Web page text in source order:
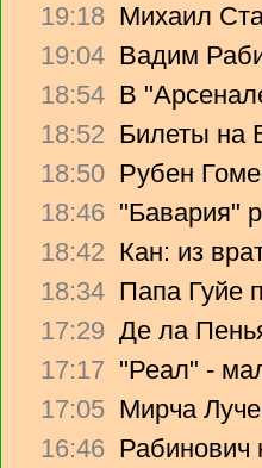
19:18 Михаил
19:04 Вадим
18:54 В
18:52 Билеты на
18:50 Рубен
18:46 "Бавария"
18:42 Кан: из
18:34 Папа Гуйе
17:29 Де ла
17:17 "Реал" -
17:05 Мирча
16:46 Рабинович